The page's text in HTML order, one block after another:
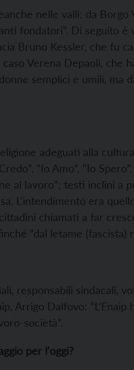
nelle valli: da Borgo
fondatori”. Di seguito è
Bruno Kessler, che fu
Verena Depaoli, che
semplici e umili,
adeguati alla
“Io Amo”, “Io
al lavoro”; testi inclini a
L'intendimento era
chiamati a far
“dal letame (fascista)
responsabili sindacali,
Arrigo Dalfovo: “L’Enaip
società”.
per l'oggi?